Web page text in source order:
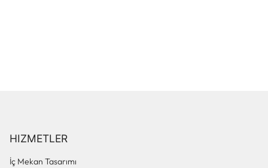
HIZMETLER
İç Mekan Tasarımı